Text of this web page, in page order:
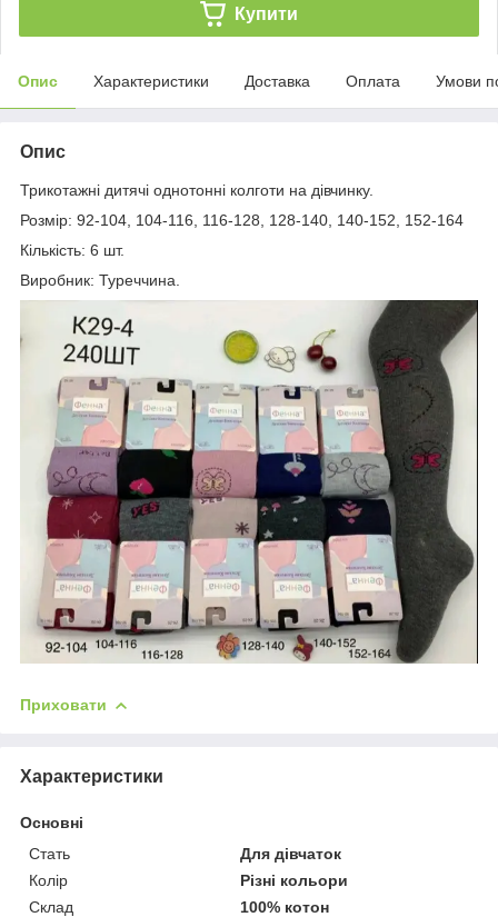
Купити
Опис Характеристики Доставка Оплата Умови
Опис
Трикотажні дитячі однотонні колготи на дівчинку.
Розмір: 92-104, 104-116, 116-128, 128-140, 140-152, 152-164
Кількість: 6 шт.
Виробник: Туреччина.
Приховати
Характеристики
Основні
Стать
Для дівчаток
Колір
Різні кольори
Склад
100% котон